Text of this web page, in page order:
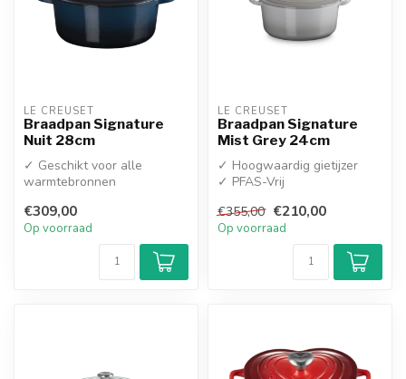
LE CREUSET
Braadpan Signature
Nuit 28cm
✓ Geschikt voor alle
warmtebronnen
€309,00
Op voorraad
LE CREUSET
Braadpan Signature
Mist Grey 24cm
✓ Hoogwaardig gietijzer
✓ PFAS-Vrij
€355,00 €210,00
Op voorraad